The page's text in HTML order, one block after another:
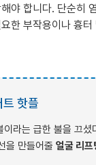
야 합니다. 단순
한 부작용이나 흉
핫플
라는 급한 불을 끄
을 만들어줄 얼굴 리프